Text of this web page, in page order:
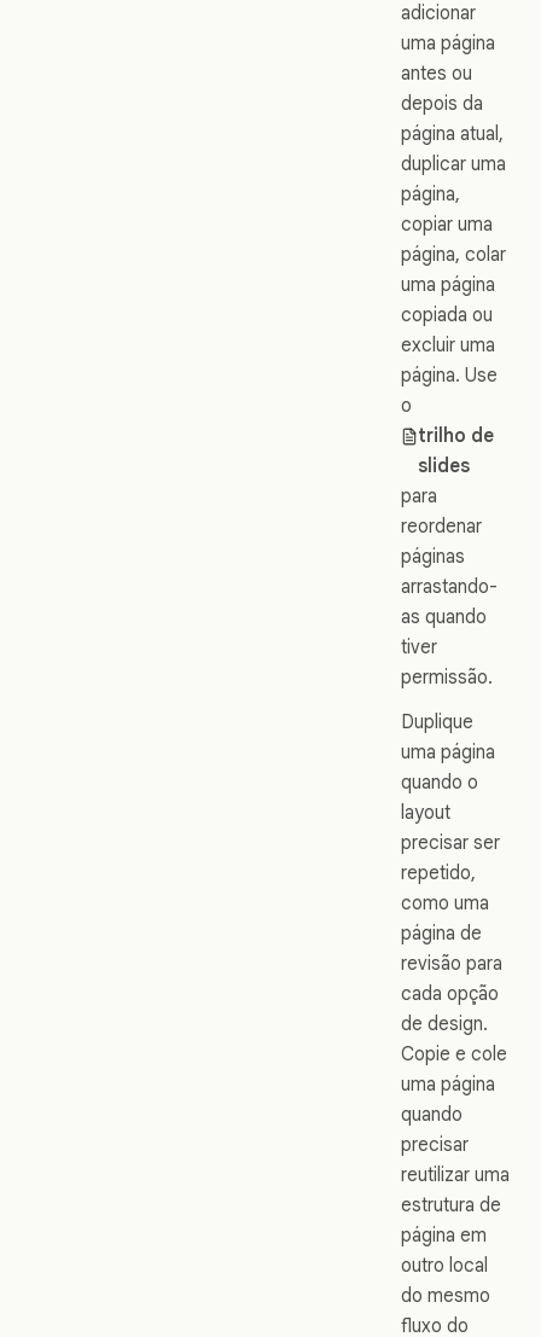
adicionar
uma página
antes ou
depois da
página atual,
duplicar uma
página,
copiar uma
página, colar
uma página
copiada ou
excluir uma
página. Use
o
trilho de
slides
para
reordenar
páginas
arrastando-
as quando
tiver
permissão.
Duplique
uma página
quando o
layout
precisar ser
repetido,
como uma
página de
revisão para
cada opção
de design.
Copie e cole
uma página
quando
precisar
reutilizar uma
estrutura de
página em
outro local
do mesmo
fluxo do